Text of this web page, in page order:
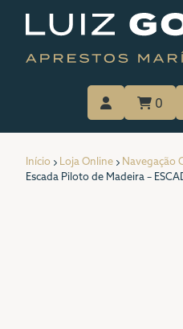
0
A EMPRESA
Início Loja Online Navegação
Escada Piloto de Madeira –